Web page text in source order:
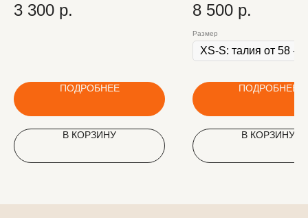
3 300 р.
ПОДРОБНЕЕ
В КОРЗИНУ
8 500 р.
Размер
ПОДРОБНЕЕ
В КОРЗИНУ